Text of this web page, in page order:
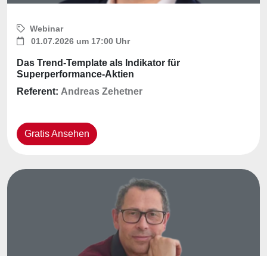
Webinar
01.07.2026 um 17:00 Uhr
Das Trend-Template als Indikator für
Superperformance-Aktien
Referent: Andreas Zehetner
Gratis Ansehen